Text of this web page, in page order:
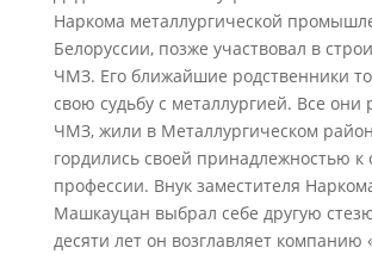
Наркома металлургической
Белоруссии, позже участвовал в
ЧМЗ. Его ближайшие родственники
свою судьбу с металлургией. Все они
ЧМЗ, жили в Металлургическом
гордились своей принадлежностью к
профессии. Внук заместителя
Машкауцан выбрал себе другую
десяти лет он возглавляет компанию